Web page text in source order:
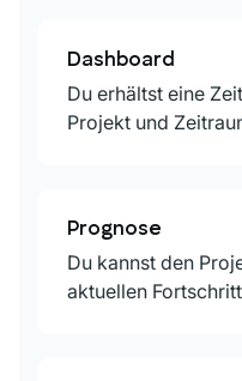
Dashboard
Du erhältst eine
Projekt und
Prognose
Du kannst den
aktuellen